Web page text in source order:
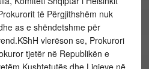
të Përgjithshëm nuk
as e shëndetshme për
vlerëson se, Prokurori
tjetër në Republikën e
Kushtetutës dhe Ligjeve në